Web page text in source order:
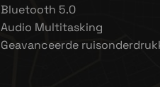
Bluetooth 5.0
Audio Multitasking
Geavanceerde